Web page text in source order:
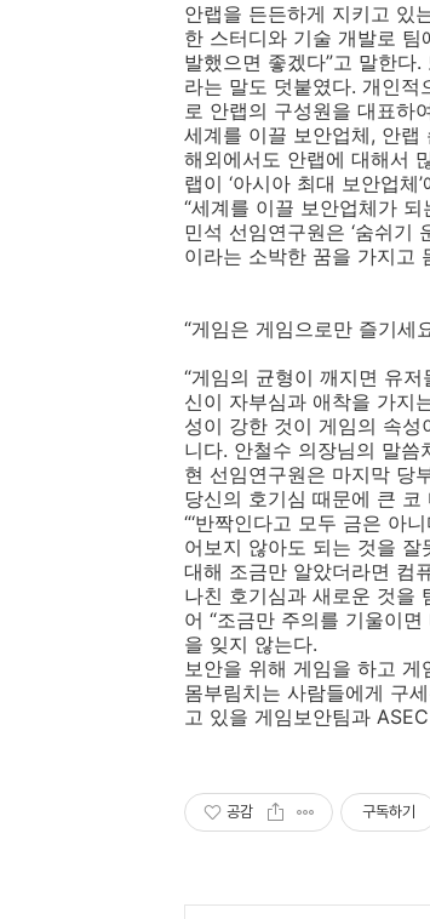
안랩을 든든하게 지키고 있
한 스터디와 기술 개발로
발했으면 좋겠다”고 말한다
라는 말도 덧붙였다. 개인
로 안랩의 구성원을 대표하
세계를 이끌 보안업체, 안랩
해외에서도 안랩에 대해서
랩이 ‘아시아 최대 보안업체
“세계를 이끌 보안업체가
민석 선임연구원은 ‘숨쉬기
이라는 소박한 꿈을 가지고
“게임은 게임으로만 즐기세
“게임의 균형이 깨지면 유
신이 자부심과 애착을 가지
성이 강한 것이 게임의 속
니다. 안철수 의장님의 말
현 선임연구원은 마지막 당
당신의 호기심 때문에 큰 코
“‘반짝인다고 모두 금은 아
어보지 않아도 되는 것을 잘
대해 조금만 알았더라면 컴
나친 호기심과 새로운 것을
어 “조금만 주의를 기울이
을 잊지 않는다.
보안을 위해 게임을 하고
몸부림치는 사람들에게 구
고 있을 게임보안팀과
공감 구독하기